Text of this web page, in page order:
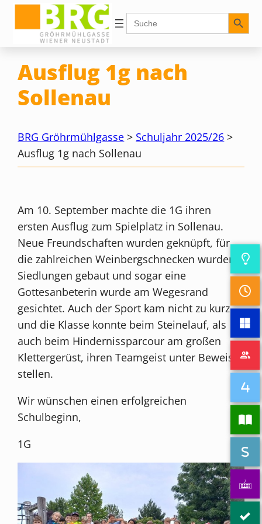
Inhalt
springen
Search
for:
Search Button
Ausflug 1g nach
Sollenau
BRG Gröhrmühlgasse > Schuljahr 2025/26 >
Ausflug 1g nach Sollenau
Am 10. September machte die 1G ihren
ersten Ausflug zum Spielplatz in Sollenau.
Neue Freundschaften wurden geknüpft, für
die zahlreichen Weinbergschnecken wurden
Siedlungen gebaut und sogar eine
Gottesanbeterin wurde am Wegesrand
gesichtet. Auch der Sport kam nicht zu kurz
und die Klasse konnte beim Steinelauf, als
auch beim Hindernissparcour am großen
Klettergerüst, ihren Teamgeist unter Beweis
stellen.
Wir wünschen einen erfolgreichen
Schulbeginn,
1G